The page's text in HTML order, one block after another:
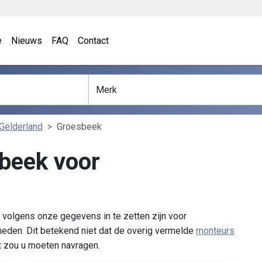
Nieuws FAQ Contact
Groesbeek
voor
onze gegevens in te zetten zijn voor
Dit betekend niet dat de overig vermelde monteurs
u moeten navragen.